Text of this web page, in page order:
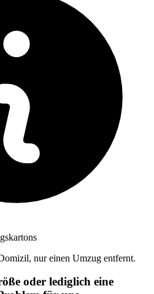
nur einen Umzug entfernt.
oder lediglich eine